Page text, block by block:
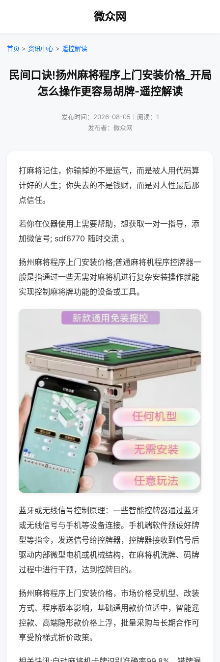
微众网
首页 > 资讯中心 > 遥控解读
民间口诀!扬州麻将程序上门安装价格_开局
怎么操作更容易胡牌-遥控解读
发布时间：2026-08-05｜阅读：1
发布者：微众网
打麻将记住，你输掉的不是运气，而是被人用代码算
计好的人生；你失去的不是钱财，而是对人性最后那
点信任。
若你在仪器使用上需要帮助，想获取一对一指导，添
加微信号; sdf6770 随时交流 。
扬州麻将程序上门安装价格;普通麻将机程序控牌器一
般是指通过一些无需对麻将机进行复杂安装操作就能
实现控制麻将牌功能的设备或工具。
蓝牙或无线信号控制原理：一些智能控牌器通过蓝牙
或无线信号与手机等设备连接。手机端软件预设好牌
型等指令，发送信号给控牌器，控牌器接收到信号后
驱动内部微型电机或机械结构，在麻将机洗牌、码牌
过程中进行干预，达到控牌目的。
扬州麻将程序上门安装价格，市场价格受机型、改装
方式、程序版本影响，基础通用款价位适中，智能遥
控款、高端隐形款价格上浮，批量采购与长期合作可
享受阶梯式折价政策。